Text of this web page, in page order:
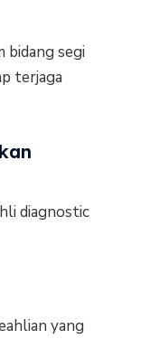
bidang segi
terjaga
diagnostic
yang